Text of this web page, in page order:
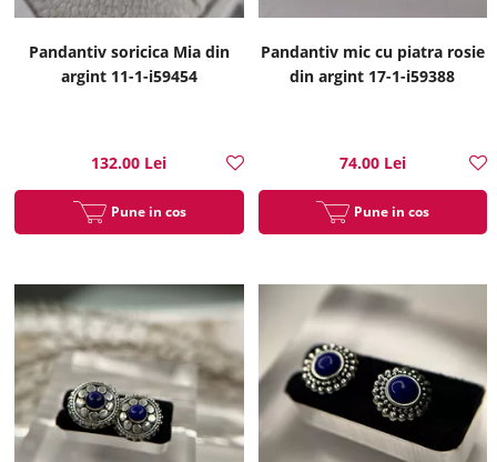
Pandantiv soricica Mia din
argint 11-1-i59454
132.00 Lei
Pune in cos
Pandantiv mic cu piatra rosie
din argint 17-1-i59388
74.00 Lei
Pune in cos